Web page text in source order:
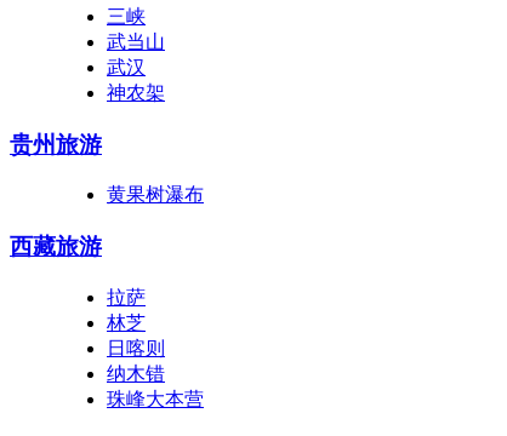
三峡
武当山
武汉
神农架
贵州旅游
黄果树瀑布
西藏旅游
拉萨
林芝
日喀则
纳木错
珠峰大本营